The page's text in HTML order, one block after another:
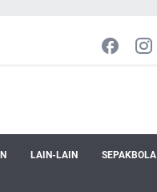
LAIN-LAIN SEPAKBOLA